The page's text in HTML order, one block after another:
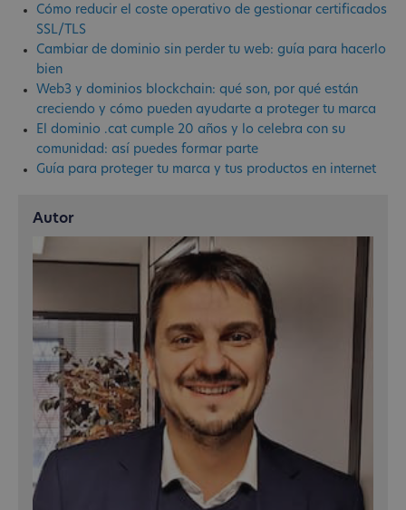
Cómo reducir el coste operativo de gestionar certificados
SSL/TLS
Cambiar de dominio sin perder tu web: guía para hacerlo
bien
Web3 y dominios blockchain: qué son, por qué están
creciendo y cómo pueden ayudarte a proteger tu marca
El dominio .cat cumple 20 años y lo celebra con su
comunidad: así puedes formar parte
Guía para proteger tu marca y tus productos en internet
Autor